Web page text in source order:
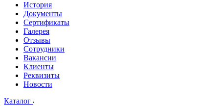
История
Документы
Сертификаты
Галерея
Отзывы
Сотрудники
Вакансии
Клиенты
Реквизиты
Новости
Каталог